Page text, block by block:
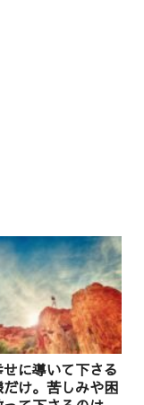
に導いて下さる
け。苦しみや困